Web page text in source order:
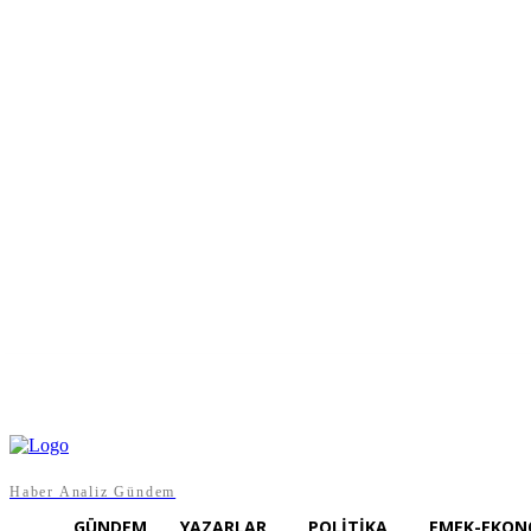
Haber Analiz Gündem